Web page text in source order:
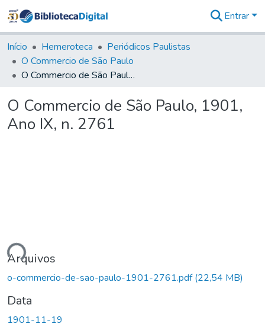
&
Coleções
Tudo na
Biblioteca
Estatísticas
Entrar
Início Hemeroteca
Periódicos Paulistas
O Commercio de São Paulo
O Commercio de São Paulo, 1901, Ano IX, n. 2761
O Commercio de São Paulo, 1901,
Ano IX, n. 2761
Arquivos
o-commercio-de-sao-paulo-1901-2761.pdf(22,54 MB)
Data
1901-11-19